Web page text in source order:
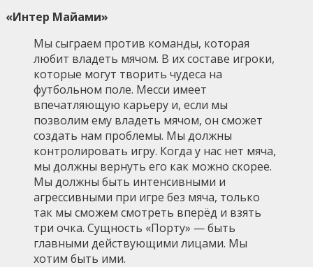
«Интер Майами»
Мы сыграем против команды, которая
любит владеть мячом. В их составе игроки,
которые могут творить чудеса на
футбольном поле. Месси имеет
впечатляющую карьеру и, если мы
позволим ему владеть мячом, он сможет
создать нам проблемы. Мы должны
контролировать игру. Когда у нас нет мяча,
мы должны вернуть его как можно скорее.
Мы должны быть интенсивными и
агрессивными при игре без мяча, только
так мы сможем смотреть вперёд и взять
три очка. Сущность «Порту» — быть
главными действующими лицами. Мы
хотим быть ими.